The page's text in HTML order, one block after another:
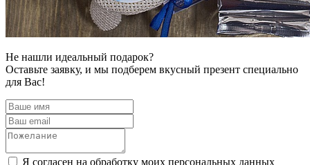
Не нашли идеальный подарок?
Оставьте заявку, и мы подберем вкусный презент специально
для Вас!
Я согласен на обработку моих персональных данных